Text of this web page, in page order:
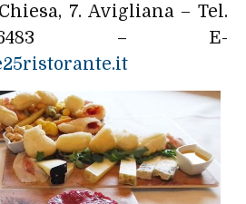
7. Avigliana – Tel.
– E-